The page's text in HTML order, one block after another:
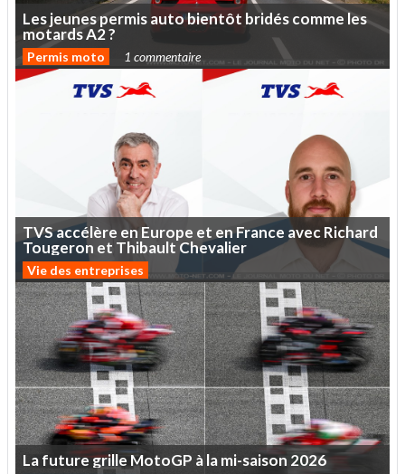
Lesjeunespermisautobientôt bridéscommeles
motardsA2?
Permis moto 1 commentaire
TVSaccélère enEurope et enFrance avecRichard
Tougeron et Thibault Chevalier
Vie des entreprises
Lafuturegrille MotoGP àlami-saison 2026